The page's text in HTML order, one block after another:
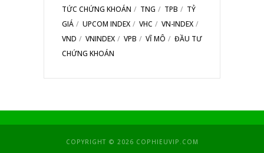
TỨC CHỨNG KHOÁN
TNG TPB
TỶ
GIÁ
UPCOM INDEX VHC
VN-INDEX
VND
VNINDEX VPB VĨ MÔ
ĐẦU TƯ
CHỨNG KHOÁN
COPYRIGHT © 2026 COPHIEUVIP.COM